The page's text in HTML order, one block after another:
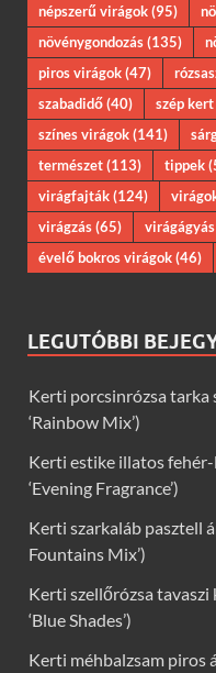
népszerű virágok(95)
növénygondozás(135)
piros virágok(47)
szabadidő(40) szép kert
színes virágok(141)
természet(113) tippek
virágfajták(124)
virágzás(65) virágágyás
évelő bokros virágok(46)
LEGUTÓBBI
Kerti porcsinrózsa tarka
‘Rainbow Mix’)
Kerti estike illatos
‘Evening Fragrance’)
Kerti szarkaláb pasztell
Fountains Mix’)
Kerti szellőrózsa
‘Blue Shades’)
Kerti méhbalzsam piros